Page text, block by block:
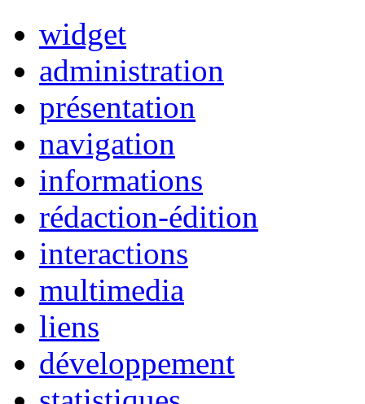
widget
administration
présentation
navigation
informations
rédaction-édition
interactions
multimedia
liens
développement